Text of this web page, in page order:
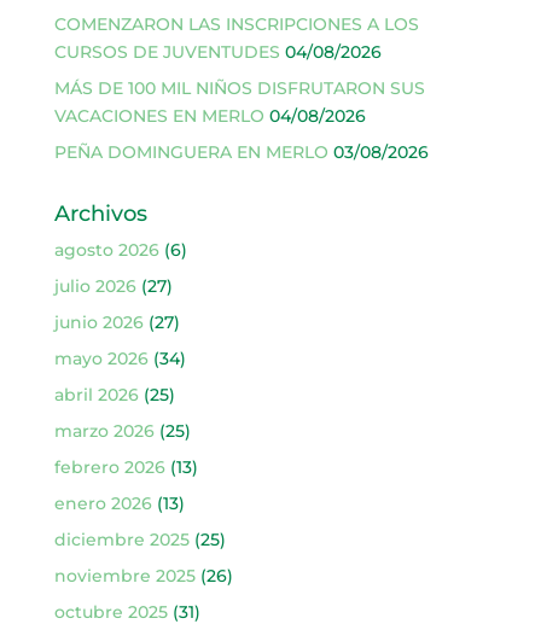
COMENZARON LAS INSCRIPCIONES A LOS
CURSOS DE JUVENTUDES 04/08/2026
MÁS DE 100 MIL NIÑOS DISFRUTARON SUS
VACACIONES EN MERLO 04/08/2026
PEÑA DOMINGUERA EN MERLO 03/08/2026
Archivos
agosto 2026(6)
julio 2026(27)
junio 2026(27)
mayo 2026(34)
abril 2026(25)
marzo 2026(25)
febrero 2026(13)
enero 2026(13)
diciembre 2025(25)
noviembre 2025(26)
octubre 2025(31)